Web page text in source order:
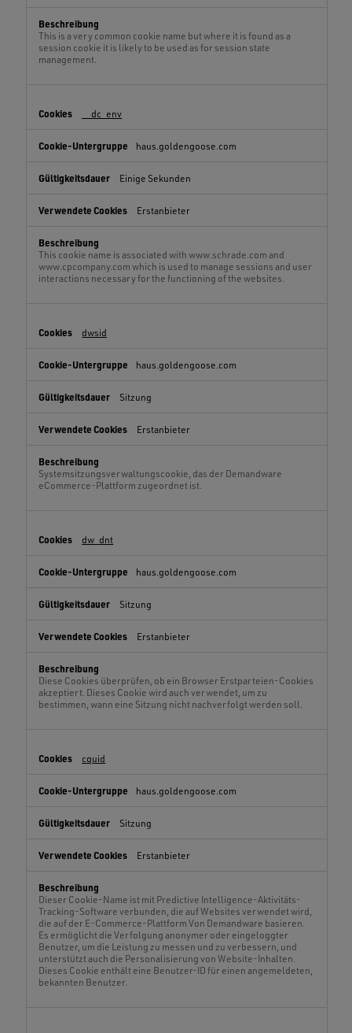
This is a very common cookie name but where it is found as a
session cookie it is likely to be used as for session state
management.
__dc_env
haus.goldengoose.com
Einige Sekunden
Erstanbieter
This cookie name is associated with www.schrade.com and
www.cpcompany.com which is used to manage sessions and user
interactions necessary for the functioning of the websites.
dwsid
haus.goldengoose.com
Sitzung
Erstanbieter
Systemsitzungsverwaltungscookie, das der Demandware
eCommerce-Plattform zugeordnet ist.
dw_dnt
haus.goldengoose.com
Sitzung
Erstanbieter
Diese Cookies überprüfen, ob ein Browser Erstparteien-Cookies
akzeptiert. Dieses Cookie wird auch verwendet, um zu
bestimmen, wann eine Sitzung nicht nachverfolgt werden soll.
cquid
haus.goldengoose.com
Sitzung
Erstanbieter
Dieser Cookie-Name ist mit Predictive Intelligence-Aktivitäts-
Tracking-Software verbunden, die auf Websites verwendet wird,
die auf der E-Commerce-Plattform Von Demandware basieren.
Es ermöglicht die Verfolgung anonymer oder eingeloggter
Benutzer, um die Leistung zu messen und zu verbessern, und
unterstützt auch die Personalisierung von Website-Inhalten.
Dieses Cookie enthält eine Benutzer-ID für einen angemeldeten,
bekannten Benutzer.